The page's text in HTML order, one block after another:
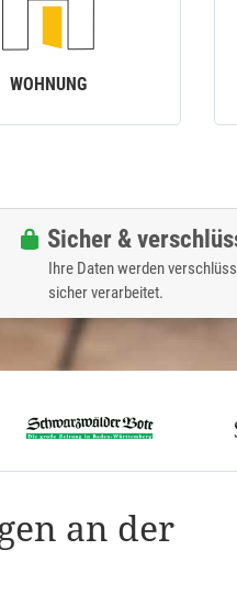
WOHNUNG
Sicher &
Ihre Daten werden
sicher verarbeitet.
an der